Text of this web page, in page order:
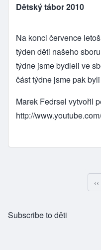
Dětský tábor 2010
Na konci července
týden děti našeho
týdne jsme bydleli ve
část týdne jsme pak
Marek Fedrsel vytvořil
http://
‹‹
Subscribe to děti